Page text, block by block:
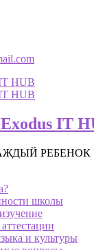
IT
школы
и культуры